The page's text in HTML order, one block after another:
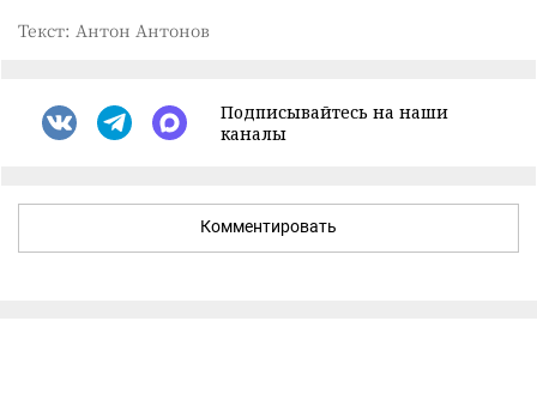
Текст: Антон Антонов
Подписывайтесь на наши
каналы
Комментировать